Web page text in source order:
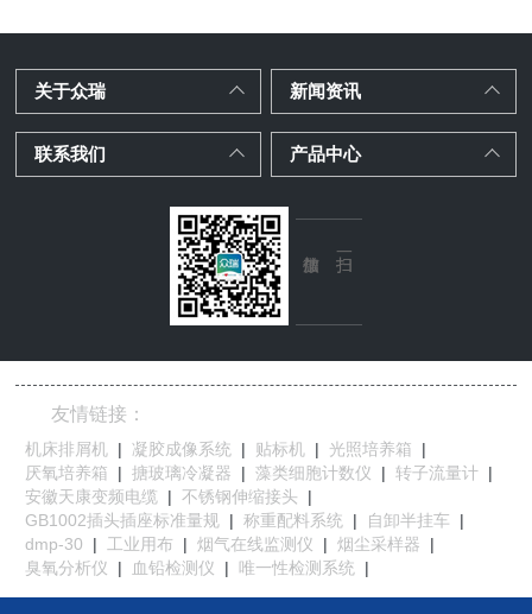
关于众瑞 新闻资讯
联系我们 产品中心
友情链接：
机床排屑机 | 凝胶成像系统 | 贴标机 | 光照培养箱
|
厌氧培养箱
| 搪玻璃冷凝器 | 藻类细胞计数仪 | 转子流量计 |
安徽天康变频电缆
| 不锈钢伸缩接头
|
GB1002插头插座标准量规 | 称重配料系统 | 自卸半挂车
|
dmp-30
| 工业用布 | 烟气在线监测仪 | 烟尘采样器
|
臭氧分析仪
| 血铅检测仪 | 唯一性检测系统 |